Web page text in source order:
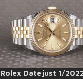
Rolex Datejust 1/